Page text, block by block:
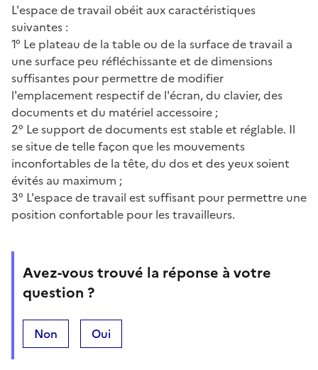
L'espace de travail obéit aux caractéristiques
suivantes :
1° Le plateau de la table ou de la surface de travail a
une surface peu réfléchissante et de dimensions
suffisantes pour permettre de modifier
l'emplacement respectif de l'écran, du clavier, des
documents et du matériel accessoire ;
2° Le support de documents est stable et réglable. Il
se situe de telle façon que les mouvements
inconfortables de la tête, du dos et des yeux soient
évités au maximum ;
3° L'espace de travail est suffisant pour permettre une
position confortable pour les travailleurs.
Avez-vous trouvé la réponse à votre
question ?
Non Oui